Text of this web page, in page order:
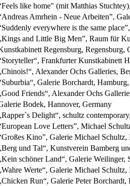
like home" (mit Matthias
Amrhein - Neue Arbeiten”,
everywhere is the same
and Little Big Men”, Raum für
Regensburg, Regensburg,
Frankfurter Kunstkabinett
Alexander Ochs Galleries,
Galerie Borchardt,
Friends“, Alexander Ochs
Bodek, Hannover, Germany
Delight“, schultz
Love Letters”, Michael
Kino”, Galerie Michael Schultz,
und Tal“, Kunstverein Bamberg
schöner Land“, Galerie Weilinger,
Werte“, Galerie Michael Schultz,
Run“, Galerie Peter